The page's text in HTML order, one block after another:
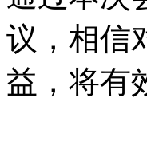
议，相信
益，将有